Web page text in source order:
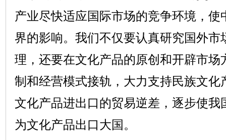
产业尽快适应国际市场的竞争环境，使
界的影响。我们不仅要认真研究国外市
理，还要在文化产品的原创和开辟市场
制和经营模式接轨，大力支持民族文化
文化产品进出口的贸易逆差，逐步使我
为文化产品出口大国。